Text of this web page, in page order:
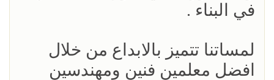
في البناء .
لمساتنا تتميز بالابداع من خلال
افضل معلمين فنين ومهندسين